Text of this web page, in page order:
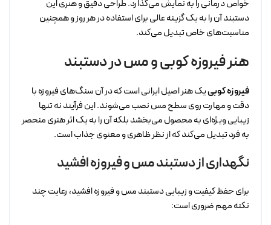
خواص درمانی را به نمایش می‌گذارد. طراحی دقیق و هنری این
دستبند آن را به یک گزینه عالی برای استفاده در هر روز و همچنین
مناسبت‌های خاص تبدیل می‌کند.
هنر فیروزه کوبی و مس در دستبند
فیروزه کوبییک هنر اصیل ایرانی است که در آن سنگ‌های فیروزه با
دقت و مهارت روی سطح مس نصب می‌شوند. این فرآیند نه تنها
زیبایی ویژه‌ای به محصول می‌بخشد بلکه آن را به یک اثر هنری منحصر
به فرد تبدیل می‌کند که از نظر ظاهری و معنوی جذاب است.
نگهداری از دستبند مس و فیروزه افشید
برای حفظ کیفیت و زیبایی دستبند مس و فیروزه افشید، رعایت چند
نکته مهم ضروری است: